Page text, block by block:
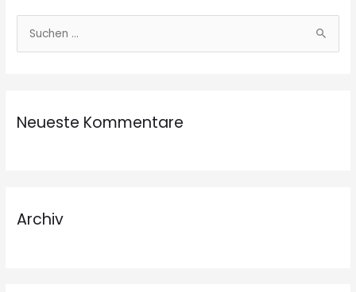
u
e
h
Neueste Kommentare
Archiv